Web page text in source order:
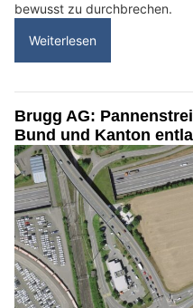
bewusst zu durchbrechen.
Weiterlesen
Brugg AG:
Bund und Kanton